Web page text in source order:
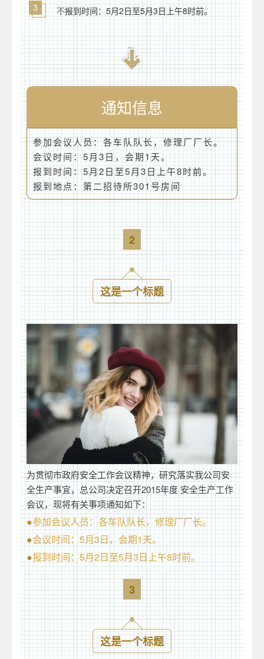
3
不报到时间：5月2日至5月3日上午8时前。
通知信息
参加会议人员：各车队队长，修理厂厂长。
会议时间：5月3日，会期1天。
报到时间：5月2日至5月3日上午8时前。
报到地点：第二招待所301号房间
2
这是一个标题
为贯彻市政府安全工作会议精神，研究落实我公司安
全生产事宜，总公司决定召开2015年度 安全生产工作
会议，现将有关事项通知如下：
●参加会议人员：各车队队长，修理厂厂长。
●会议时间：5月3日，会期1天。
●报到时间：5月2日至5月3日上午8时前。
3
这是一个标题